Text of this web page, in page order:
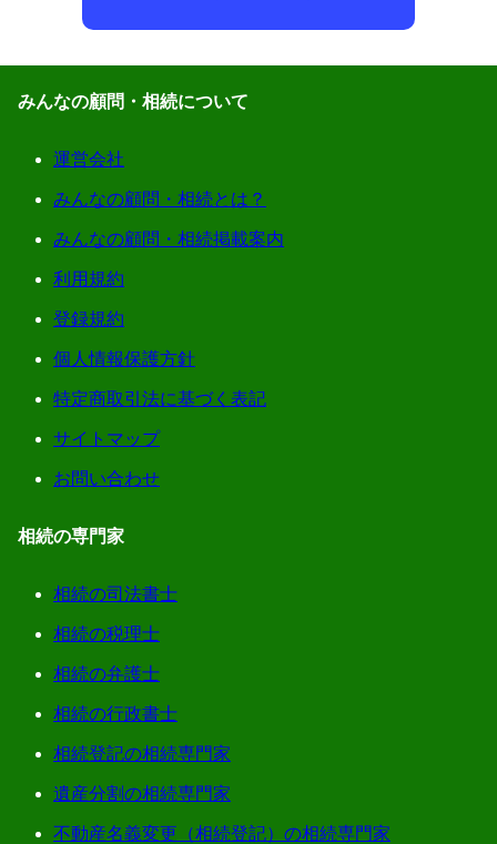
みんなの顧問・相続について
運営会社
みんなの顧問・相続とは？
みんなの顧問・相続掲載案内
利用規約
登録規約
個人情報保護方針
特定商取引法に基づく表記
サイトマップ
お問い合わせ
相続の専門家
相続の司法書士
相続の税理士
相続の弁護士
相続の行政書士
相続登記の相続専門家
遺産分割の相続専門家
不動産名義変更（相続登記）の相続専門家